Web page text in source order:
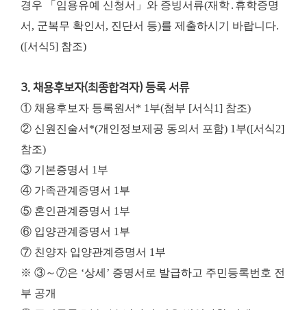
경우 「임용유예 신청서」와 증빙서류(재학․휴학증명
서, 군복무 확인서, 진단서 등)를 제출하시기 바랍니다.
([서식5] 참조)
3. 채용후보자(최종합격자) 등록 서류
① 채용후보자 등록원서* 1부(첨부 [서식1] 참조)
② 신원진술서*(개인정보제공 동의서 포함) 1부([서식2]
참조)
③ 기본증명서 1부
④ 가족관계증명서 1부
⑤ 혼인관계증명서 1부
⑥ 입양관계증명서 1부
⑦ 친양자 입양관계증명서 1부
※ ③～⑦은 ‘상세’ 증명서로 발급하고 주민등록번호 전
부 공개